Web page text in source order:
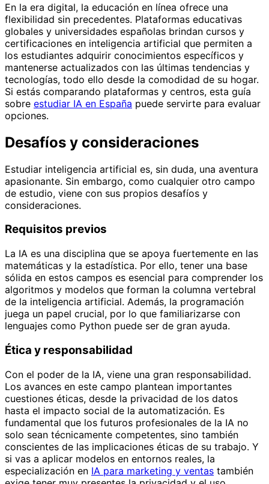
En la era digital, la educación en línea ofrece una
flexibilidad sin precedentes. Plataformas educativas
globales y universidades españolas brindan cursos y
certificaciones en inteligencia artificial que permiten a
los estudiantes adquirir conocimientos específicos y
mantenerse actualizados con las últimas tendencias y
tecnologías, todo ello desde la comodidad de su hogar.
Si estás comparando plataformas y centros, esta guía
sobre estudiar IA en España puede servirte para evaluar
opciones.
Desafíos y consideraciones
Estudiar inteligencia artificial es, sin duda, una aventura
apasionante. Sin embargo, como cualquier otro campo
de estudio, viene con sus propios desafíos y
consideraciones.
Requisitos previos
La IA es una disciplina que se apoya fuertemente en las
matemáticas y la estadística. Por ello, tener una base
sólida en estos campos es esencial para comprender los
algoritmos y modelos que forman la columna vertebral
de la inteligencia artificial. Además, la programación
juega un papel crucial, por lo que familiarizarse con
lenguajes como Python puede ser de gran ayuda.
Ética y responsabilidad
Con el poder de la IA, viene una gran responsabilidad.
Los avances en este campo plantean importantes
cuestiones éticas, desde la privacidad de los datos
hasta el impacto social de la automatización. Es
fundamental que los futuros profesionales de la IA no
solo sean técnicamente competentes, sino también
conscientes de las implicaciones éticas de su trabajo. Y
si vas a aplicar modelos en entornos reales, la
especialización en IA para marketing y ventas también